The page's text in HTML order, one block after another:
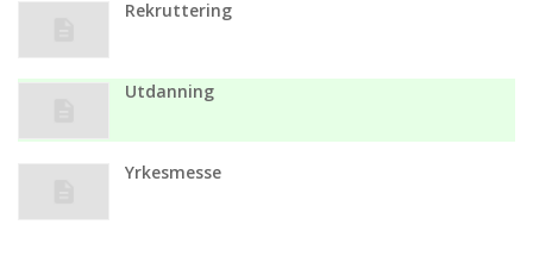
Rekruttering
Utdanning
Yrkesmesse